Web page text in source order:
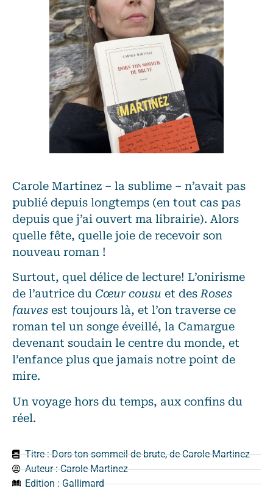
Carole Martinez – la sublime – n’avait pas
publié depuis longtemps (en tout cas pas
depuis que j’ai ouvert ma librairie). Alors
quelle fête, quelle joie de recevoir son
nouveau roman !
Surtout, quel délice de lecture! L’onirisme
de l’autrice du Cœur cousu et desRoses
fauves est toujours là, et l’on traverse ce
roman tel un songe éveillé, la Camargue
devenant soudain le centre du monde, et
l’enfance plus que jamais notre point de
mire.
Un voyage hors du temps, aux confins du
réel.
Titre : Dors ton sommeil de brute, de Carole Martinez
Auteur :Carole Martinez
Edition :Gallimard